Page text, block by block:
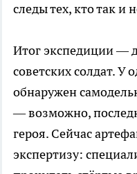
следы тех, кто так и
Итог экспедиции —
советских солдат. У
обнаружен
— возможно,
героя. Сейчас
экспертизу: